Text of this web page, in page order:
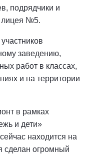
подрядчики и
лицея №5.
заведению,
работ в классах,
и на территории
в рамках
и дети»
находится на
огромный